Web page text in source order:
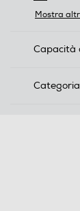
selected
Mostra
Capacità
Categoria